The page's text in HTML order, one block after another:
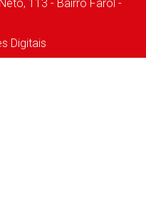
113 - Bairro Farol -
Digitais